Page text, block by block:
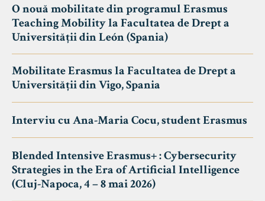
O nouă mobilitate din programul Erasmus
Teaching Mobility la Facultatea de Drept a
Universității din León (Spania)
Mobilitate Erasmus la Facultatea de Drept a
Universității din Vigo, Spania
Interviu cu Ana-Maria Cocu, student Erasmus
Blended Intensive Erasmus+ : Cybersecurity
Strategies in the Era of Artificial Intelligence
(Cluj-Napoca, 4 – 8 mai 2026)